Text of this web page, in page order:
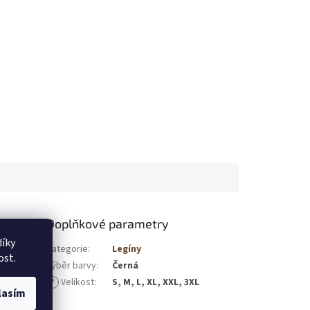
jemně
ze
v
Doplňkové parametry
Kategorie:
Legíny
Výběr barvy:
Černá
? Velikost: S, M, L, XL, XXL, 3XL